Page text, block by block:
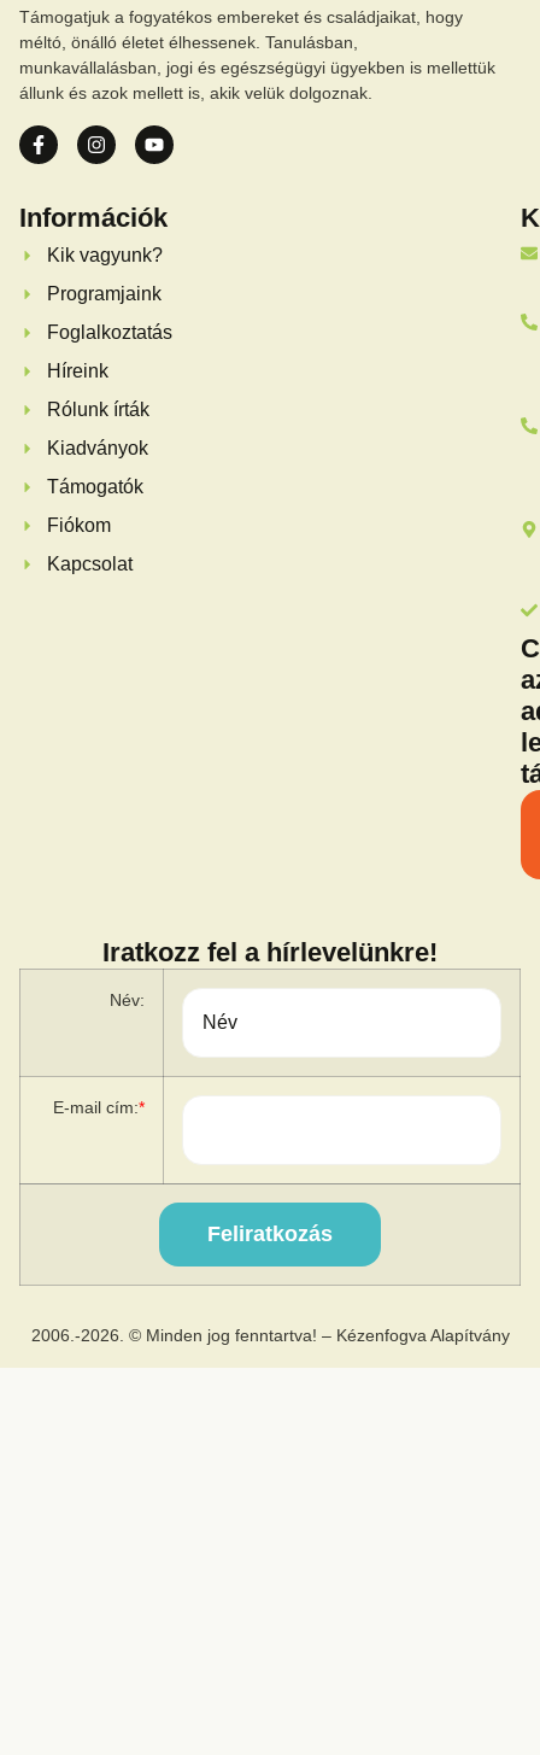
Támogatjuk a fogyatékos embereket és családjaikat, hogy
méltó, önálló életet élhessenek. Tanulásban,
munkavállalásban, jogi és egészségügyi ügyekben is mellettük
állunk és azok mellett is, akik velük dolgoznak.
Információk
Kik vagyunk?
Programjaink
Foglalkoztatás
Híreink
Rólunk írták
Kiadványok
Támogatók
Fiókom
Kapcsolat
Iratkozz fel a hírlevelünkre!
Név:
E-mail cím:*
2006.-2026. © Minden jog fenntartva! – Kézenfogva Alapítvány